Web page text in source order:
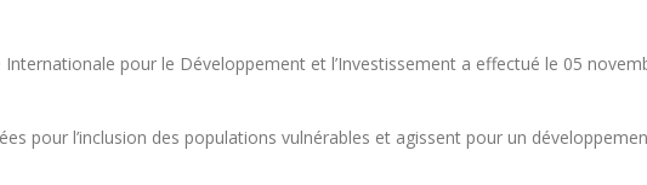
pour le Développement et l’Investissement a effectué le 05
pour l’inclusion des populations vulnérables et agissent pour un